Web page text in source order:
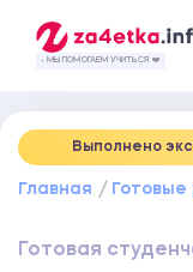
- МЫ ПОМОГАЕМ УЧИТЬСЯ ❤️
Выполнено
Главная
Готовая